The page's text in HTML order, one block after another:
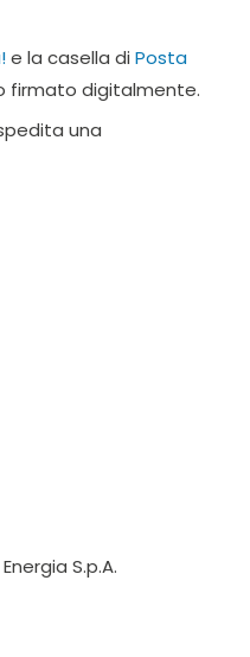
e la casella di Posta
firmato digitalmente.
una
S.p.A.